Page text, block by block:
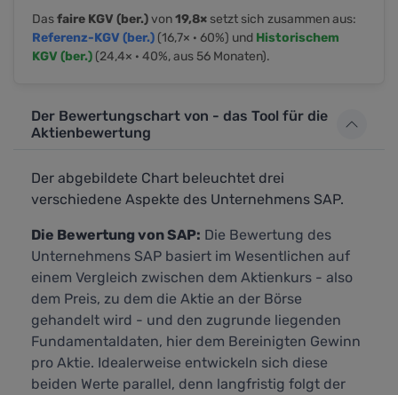
Dasfaire KGV (ber.)von19,8× setzt sich zusammen aus:
Referenz-KGV (ber.) (16,7× · 60%) und Historischem
KGV (ber.) (24,4× · 40%, aus 56 Monaten).
Der Bewertungschart von - das Tool für die
Aktienbewertung
Der abgebildete Chart beleuchtet drei
verschiedene Aspekte des Unternehmens SAP.
Die Bewertung von SAP: Die Bewertung des
Unternehmens SAP basiert im Wesentlichen auf
einem Vergleich zwischen dem Aktienkurs - also
dem Preis, zu dem die Aktie an der Börse
gehandelt wird - und den zugrunde liegenden
Fundamentaldaten, hier dem Bereinigten Gewinn
pro Aktie. Idealerweise entwickeln sich diese
beiden Werte parallel, denn langfristig folgt der